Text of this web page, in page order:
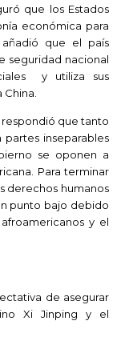
que los Estados
económica para
que el país
seguridad nacional
y utiliza sus
que tanto
inseparables
se oponen a
Para terminar
derechos humanos
punto bajo debido
y el
de asegurar
Xi Jinping y el